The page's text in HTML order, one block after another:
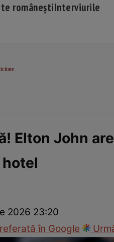
româneștiInterviurile
Elton John
2026 23:20
în Google